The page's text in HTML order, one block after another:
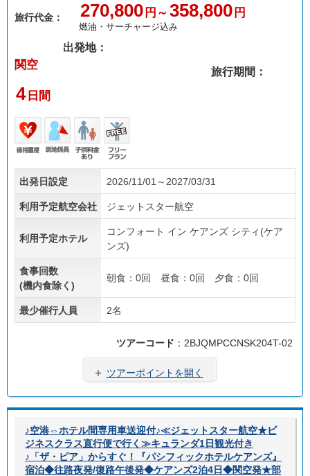
旅行代金： 270,800 円～ 358,800 円
燃油・サーチャージ込み
出発地：
関空
旅行期間：
4 日間
価格
重視
現地
係員
子供
あり
フリ
ープ
ラン
出発日設定 2026/11/01～2027/03/31
利用予定航空会社 ジェットスター航空
利用予定ホテル
コンフォート イン ケアンズ シティ(ケア
ンズ)
食事回数
(機内食除く)
朝食：0回 昼食：0回 夕食：0回
最少催行人員 2名
ツアーコード ：2BJQMPCCNSK204T-02
＋ ツアーポイントを開く
♪空港⇔ホテル間専用車送迎付♪≪ジェットスター航空★ビ
ジネスクラス直行便で行く≫キュランダ1日観光付き
♪「ザ・ピア」からすぐ！『パシフィックホテルケアンズ』
宿泊◆往路夜発/復路午後発◆ケアンズ2泊4日◆関空発★部